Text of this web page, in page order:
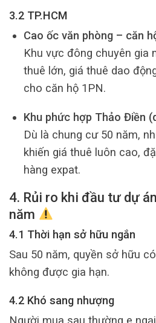
3.2 TP.HCM
Cao ốc văn phòng – căn
Khu vực đông chuyên gia
thuê lớn, giá thuê dao
cho căn hộ 1PN.
Khu phức hợp Thảo Điền
Dù là chung cư 50 năm,
khiến giá thuê luôn cao,
hàng expat.
4. Rủi ro khi đầu tư dự
năm
4.1 Thời hạn sở hữu ngắn
Sau 50 năm, quyền sở hữu
không được gia hạn.
4.2 Khó sang nhượng
Người mua sau thường e